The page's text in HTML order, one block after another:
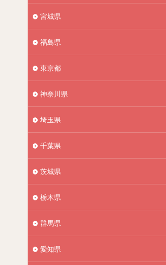
宮城県
福島県
東京都
神奈川県
埼玉県
千葉県
茨城県
栃木県
群馬県
愛知県